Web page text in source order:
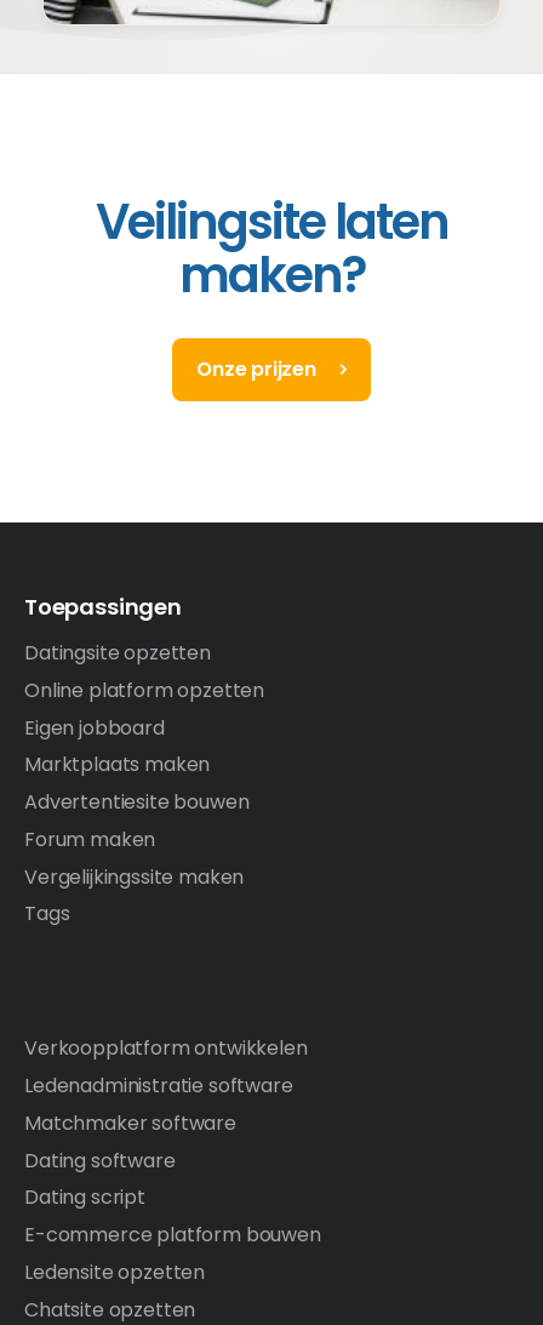
Veilingsite laten
maken?
Onze prijzen
Toepassingen
Datingsite opzetten
Online platform opzetten
Eigen jobboard
Marktplaats maken
Advertentiesite bouwen
Forum maken
Vergelijkingssite maken
Tags
Verkoopplatform ontwikkelen
Ledenadministratie software
Matchmaker software
Dating software
Dating script
E-commerce platform bouwen
Ledensite opzetten
Chatsite opzetten